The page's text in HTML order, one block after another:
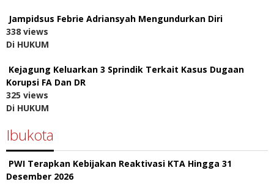
Jampidsus Febrie Adriansyah Mengundurkan Diri
338 views
Di HUKUM
Kejagung Keluarkan 3 Sprindik Terkait Kasus Dugaan
Korupsi FA Dan DR
325 views
Di HUKUM
Ibukota
PWI Terapkan Kebijakan Reaktivasi KTA Hingga 31
Desember 2026